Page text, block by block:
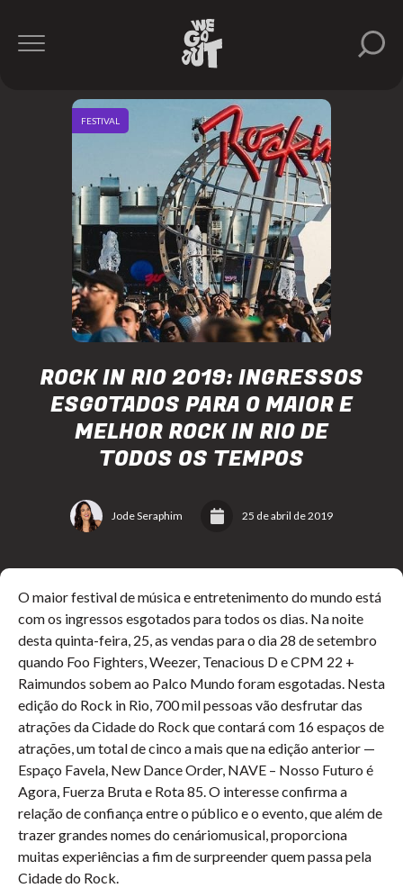
ROCK IN RIO 2019: INGRESSOS
ESGOTADOS PARA O MAIOR E
MELHOR ROCK IN RIO DE
TODOS OS TEMPOS
Jode Seraphim 25 de abril de 2019
FESTIVAL
O maior festival de música e entretenimento do mundo está
com os ingressos esgotados para todos os dias. Na noite
desta quinta-feira, 25, as vendas para o dia 28 de setembro
quando Foo Fighters, Weezer, Tenacious D e CPM 22 +
Raimundos sobem ao Palco Mundo foram esgotadas. Nesta
edição do Rock in Rio, 700 mil pessoas vão desfrutar das
atrações da Cidade do Rock que contará com 16 espaços de
atrações, um total de cinco a mais que na edição anterior —
Espaço Favela, New Dance Order, NAVE – Nosso Futuro é
Agora, Fuerza Bruta e Rota 85. O interesse confirma a
relação de confiança entre o público e o evento, que além de
trazer grandes nomes do cenáriomusical, proporciona
muitas experiências a fim de surpreender quem passa pela
Cidade do Rock.